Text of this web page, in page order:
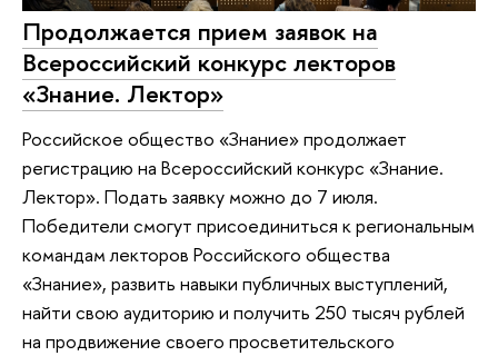
Продолжается прием заявок на
Всероссийский конкурс лекторов
«Знание. Лектор»
Российское общество «Знание» продолжает
регистрацию на Всероссийский конкурс «Знание.
Лектор». Подать заявку можно до 7 июля.
Победители смогут присоединиться к региональным
командам лекторов Российского общества
«Знание», развить навыки публичных выступлений,
найти свою аудиторию и получить 250 тысяч рублей
на продвижение своего просветительского